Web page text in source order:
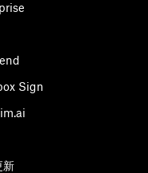
Sign
新